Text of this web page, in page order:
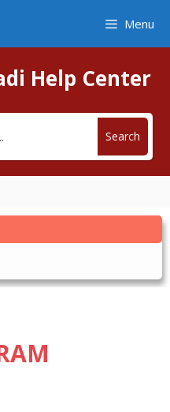
Menu
Help Center
Search